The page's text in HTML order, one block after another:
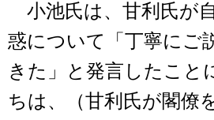
小池氏は、甘利氏が
惑について「丁寧にご
きた」と発言したこと
ちは、（甘利氏が閣僚